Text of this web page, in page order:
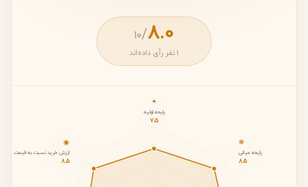
8.0
/۱۰
1 نفر رأی داده‌اند
✦
رایحه اولیه
7.5
❋
رایحه میانی
8.5
◉
ارزش خرید نسبت به قیمت
8.5